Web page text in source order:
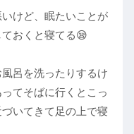
けど、眠たいことが
おくと寝てる😪
呂を洗ったりするけ
てそばに行くとこっ
いてきて足の上で寝